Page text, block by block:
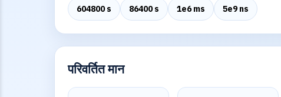
604800 s 86400 s 1e6 ms 5e9 ns
परिवर्तित मान